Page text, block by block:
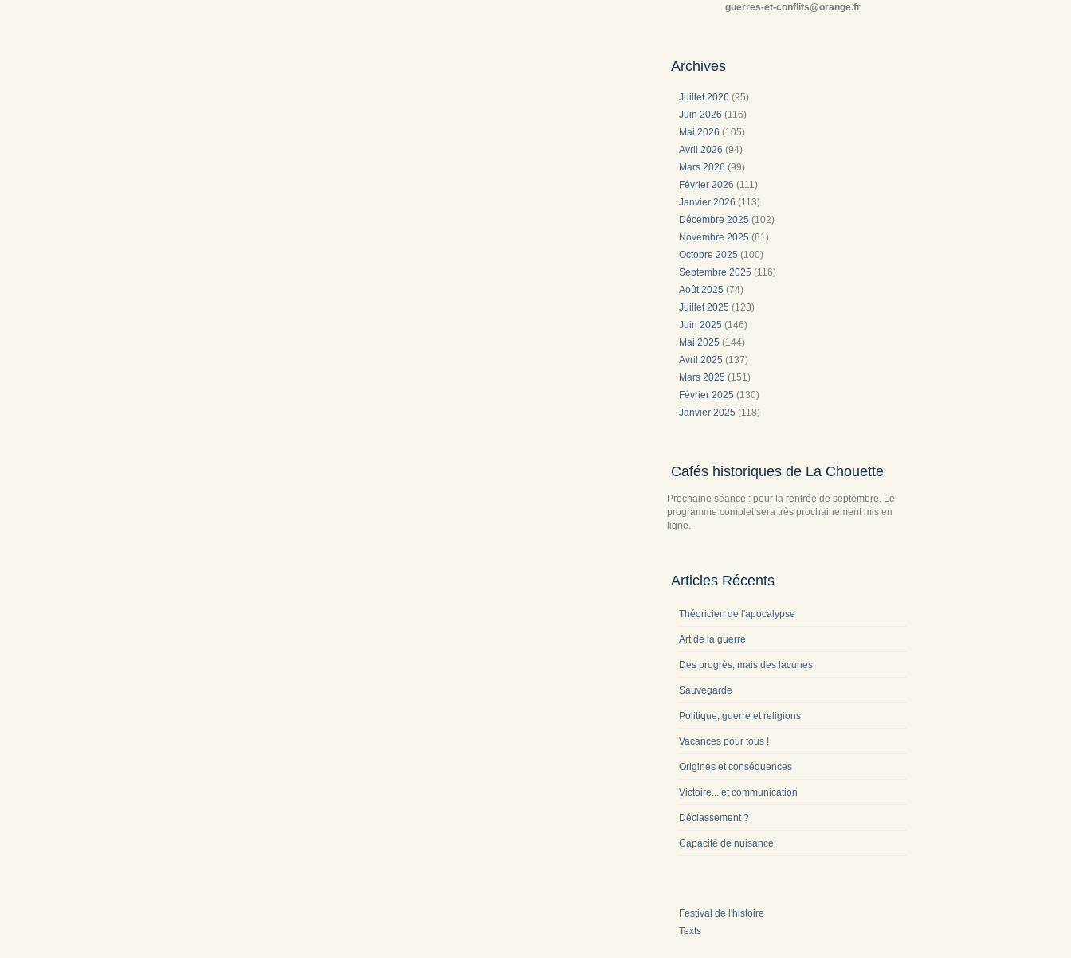
guerres-et-conflits@orange.fr
Archives
Juillet 2026 (95)
Juin 2026 (116)
Mai 2026 (105)
Avril 2026 (94)
Mars 2026 (99)
Février 2026 (111)
Janvier 2026 (113)
Décembre 2025 (102)
Novembre 2025 (81)
Octobre 2025 (100)
Septembre 2025 (116)
Août 2025 (74)
Juillet 2025 (123)
Juin 2025 (146)
Mai 2025 (144)
Avril 2025 (137)
Mars 2025 (151)
Février 2025 (130)
Janvier 2025 (118)
Cafés historiques de La Chouette
Prochaine séance : pour la rentrée de septembre. Le
programme complet sera très prochainement mis en
ligne.
Articles Récents
Théoricien de l'apocalypse
Art de la guerre
Des progrès, mais des lacunes
Sauvegarde
Politique, guerre et religions
Vacances pour tous !
Origines et conséquences
Victoire... et communication
Déclassement ?
Capacité de nuisance
Festival de l'histoire
Texts